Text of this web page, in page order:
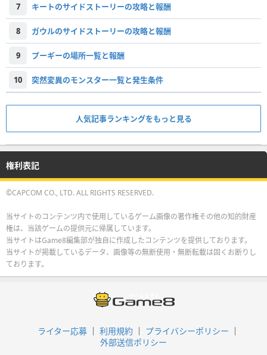
7 キートのサイドストーリーの攻略と報酬
8 ガウルのサイドストーリーの攻略と報酬
9 プーギーの場所一覧と報酬
10 突然変異のモンスター一覧と発生条件
人気記事ランキングをもっと見る
権利表記
©CAPCOM CO., LTD. ALL RIGHTS RESERVED.
当サイトのコンテンツ内で使用しているゲーム画像の著作権その他の知的財産
権は、当該ゲームの提供元に帰属しています。
当サイトはGame8編集部が独自に作成したコンテンツを提供しております。
当サイトが掲載しているデータ、画像等の無断使用・無断転載は固くお断りし
ております。
ライター応募 利用規約
プライバシーポリシー
外部送信ポリシー